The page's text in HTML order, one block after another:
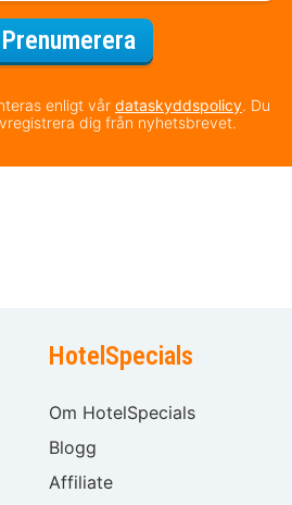
Prenumerera
enligt vår dataskyddspolicy. Du
dig från nyhetsbrevet.
HotelSpecials
Om HotelSpecials
Blogg
Affiliate